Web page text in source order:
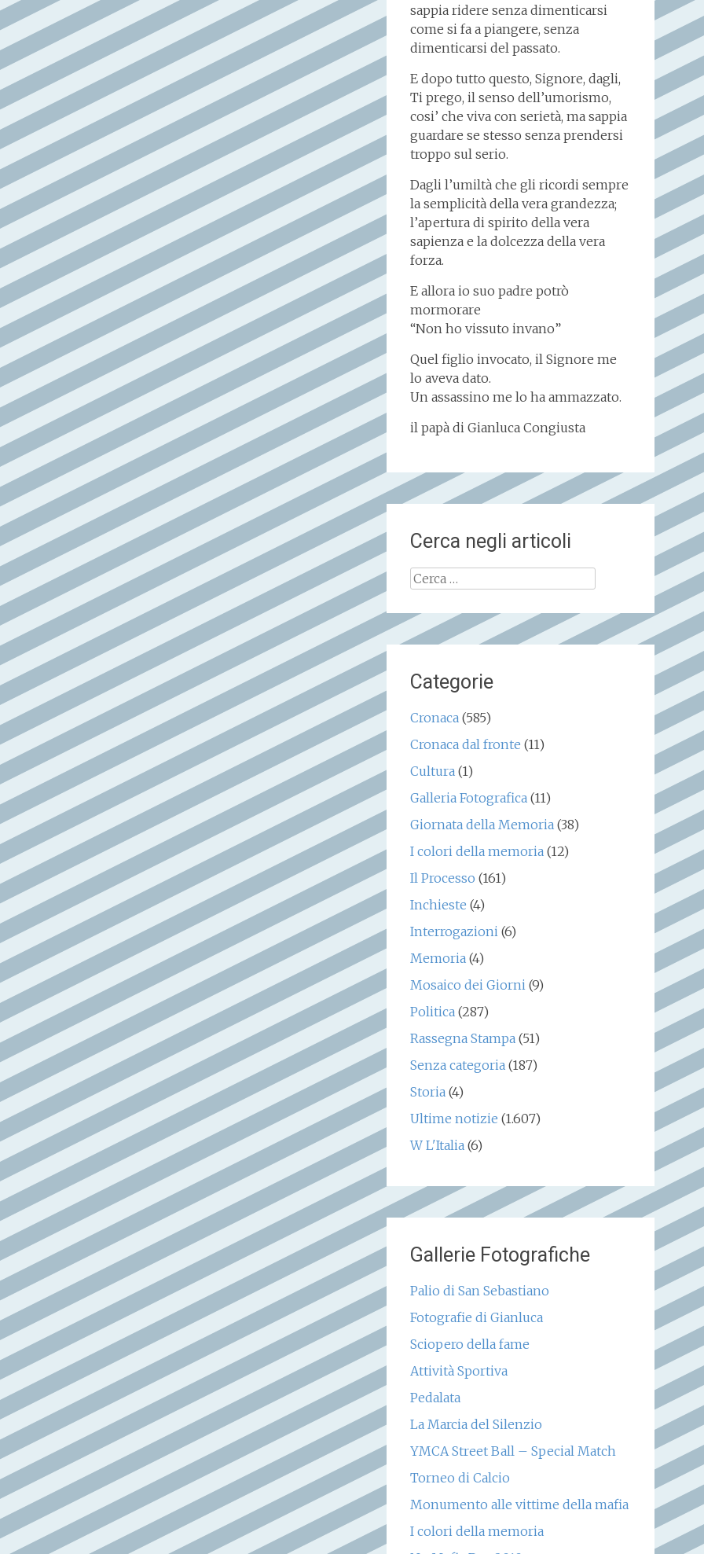
sappia ridere senza dimenticarsi
come si fa a piangere, senza
dimenticarsi del passato.
E dopo tutto questo, Signore, dagli,
Ti prego, il senso dell’umorismo,
cosi’ che viva con serietà, ma sappia
guardare se stesso senza prendersi
troppo sul serio.
Dagli l’umiltà che gli ricordi sempre
la semplicità della vera grandezza;
l’apertura di spirito della vera
sapienza e la dolcezza della vera
forza.
E allora io suo padre potrò
mormorare
“Non ho vissuto invano”
Quel figlio invocato, il Signore me
lo aveva dato.
Un assassino me lo ha ammazzato.
il papà di Gianluca Congiusta
Cerca negli articoli
Ricerca
Categorie
Cronaca(585)
Cronaca dal fronte (11)
Cultura(1)
Galleria Fotografica(11)
Giornata della Memoria(38)
I colori della memoria(12)
Il Processo (161)
Inchieste (4)
Interrogazioni(6)
Memoria(4)
Mosaico dei Giorni(9)
Politica(287)
Rassegna Stampa(51)
Senza categoria(187)
Storia(4)
Ultime notizie (1.607)
W L'Italia(6)
Gallerie Fotografiche
Palio di San Sebastiano
Fotografie di Gianluca
Sciopero della fame
Attività Sportiva
Pedalata
La Marcia del Silenzio
YMCA Street Ball – Special Match
Torneo di Calcio
Monumento alle vittime della mafia
I colori della memoria